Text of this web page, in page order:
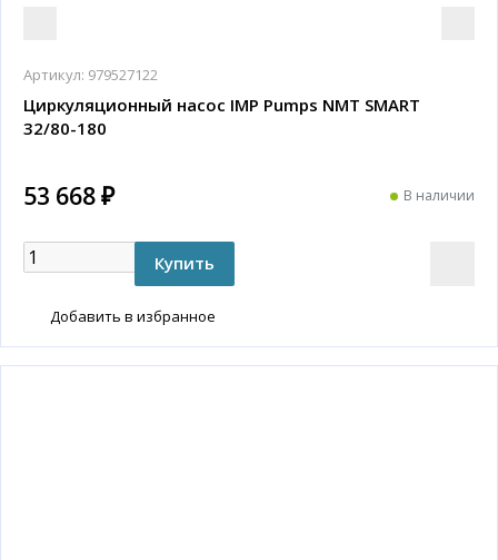
Артикул: 979527122
Циркуляционный насос IMP Pumps NMT SMART
32/80-180
53 668 ₽ В наличии
Добавить в избранное